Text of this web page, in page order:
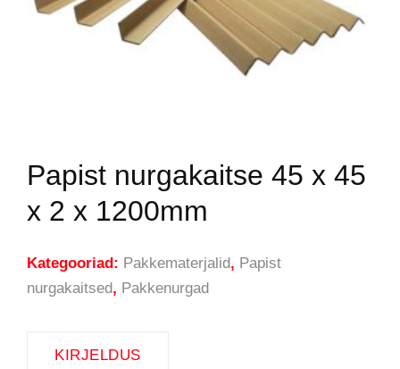
Papist nurgakaitse 45 x 45
x 2 x 1200mm
Kategooriad: Pakkematerjalid, Papist
nurgakaitsed, Pakkenurgad
KIRJELDUS